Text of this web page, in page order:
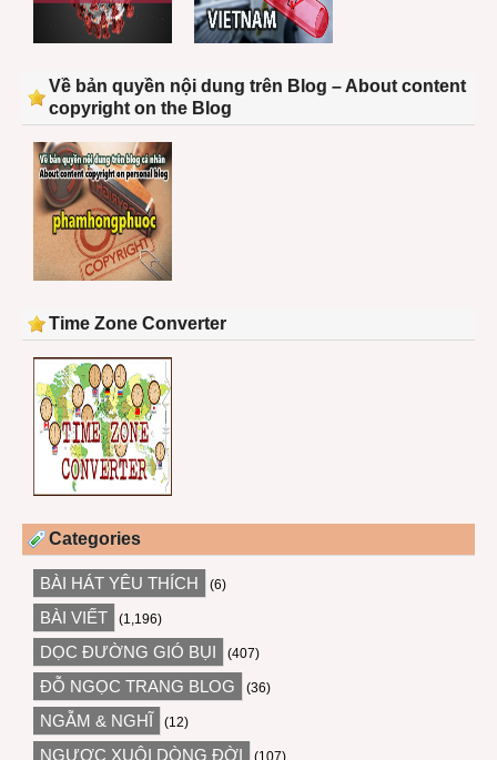
Về bản quyền nội dung trên Blog – About content
copyright on the Blog
Time Zone Converter
Categories
BÀI HÁT YÊU THÍCH (6)
BÀI VIẾT (1,196)
DỌC ĐƯỜNG GIÓ BỤI (407)
ĐỖ NGỌC TRANG BLOG (36)
NGẪM & NGHĨ (12)
NGƯỢC XUÔI DÒNG ĐỜI (107)